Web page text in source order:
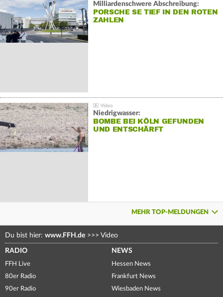
Milliardenschwere Abschreibung:
PORSCHE SE TIEF IN DEN ROTEN
ZAHLEN
Niedrigwasser:
BOMBE BEI KÖLN GEFUNDEN
UND ENTSCHÄRFT
MEHR TOP-MELDUNGEN
Du bist hier: www.FFH.de >>> Video
RADIO
FFH Live
80er Radio
90er Radio
NEWS
Hessen News
Frankfurt News
Wiesbaden News